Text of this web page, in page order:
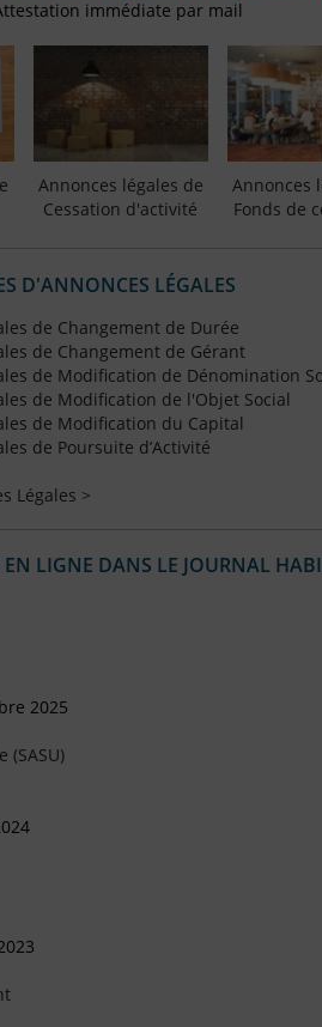
immédiate par mail
Annonces légales de
Cessation d'activité
Annonces
Fonds de
D'ANNONCES LÉGALES
de Changement de Durée
de Changement de Gérant
de Modification de Dénomination
de Modification de l'Objet Social
de Modification du Capital
de Poursuite d’Activité
Légales >
LIGNE DANS LE JOURNAL
2025
(SASU)